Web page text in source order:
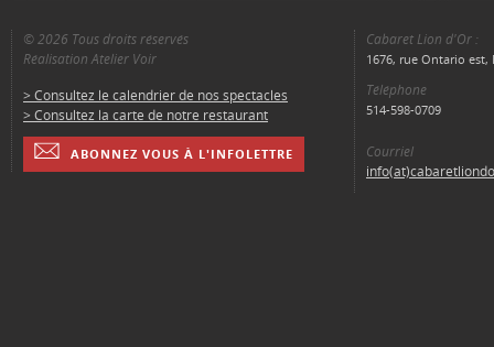
© 2026 Tous droits réservés
Réalisation Atelier Voir
> Consultez le calendrier de nos spectacles
> Consultez la carte de notre restaurant
ABONNEZ VOUS À L'INFOLETTRE
Cabaret Lion d'Or :
1676, rue Ontario est,
Téléphone
514-598-0709
Courriel